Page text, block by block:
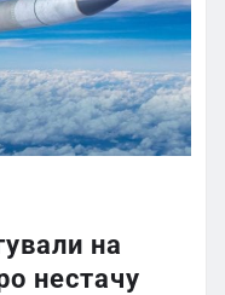
на
нестачу